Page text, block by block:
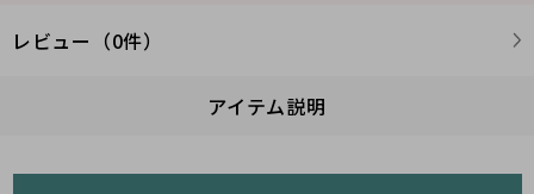
レビュー（0件）
アイテム説明